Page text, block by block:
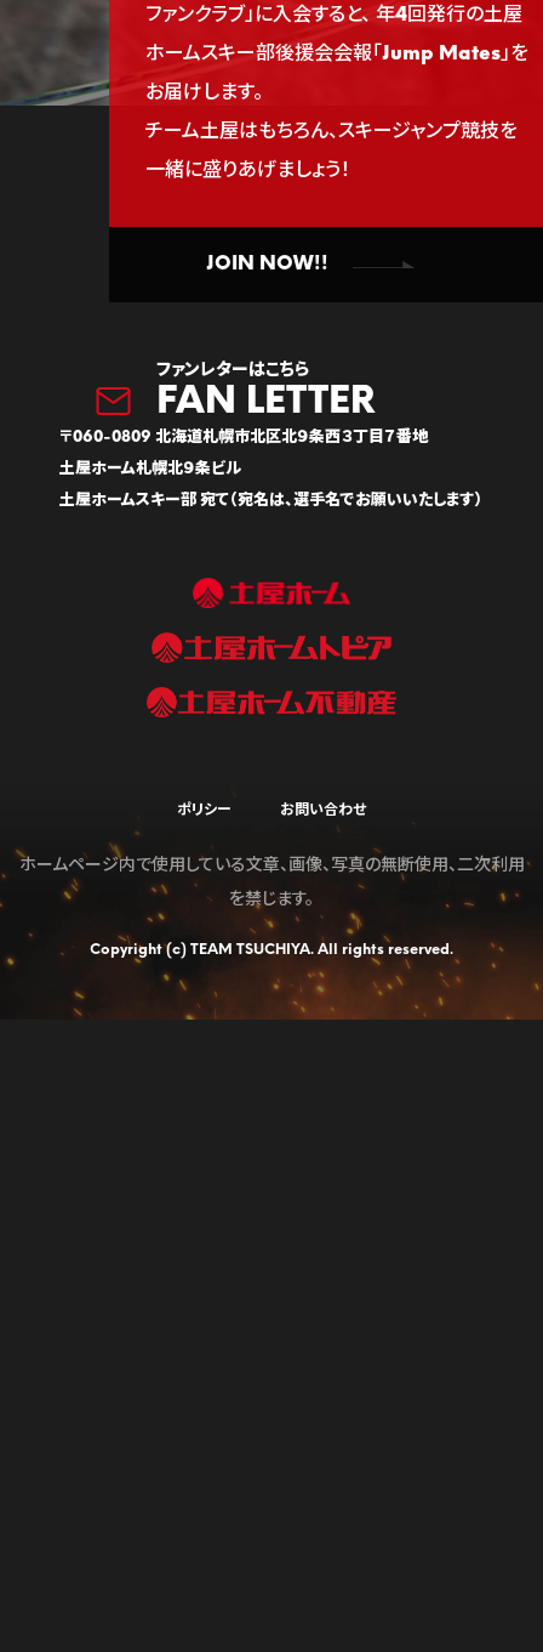
ファンクラブ」に入会すると、 年4回発行の土屋
ホームスキー部後援会会報「Jump Mates」を
お届けします。
チーム土屋はもちろん、スキージャンプ競技を
一緒に盛りあげましょう！
JOIN NOW!!
ファンレターはこちら
〒060-0809 北海道札幌市北区北９条西３丁目７番地
土屋ホーム札幌北９条ビル
土屋ホームスキー部 宛て（宛名は、選手名でお願いいたします）
ポリシー お問い合わせ
ホームページ内で使用している文章、画像、写真の無断使用、二次利用
を禁じます。
Copyright (c) TEAM TSUCHIYA. All rights reserved.